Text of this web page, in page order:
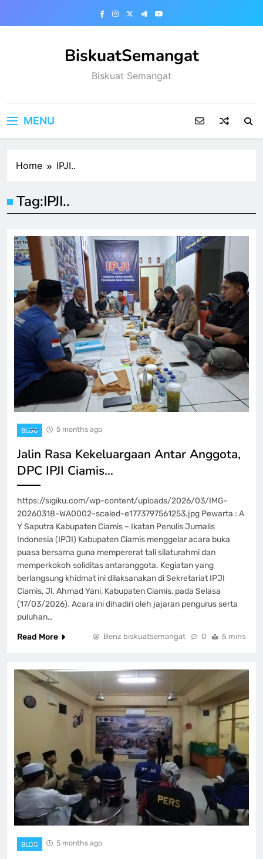
BiskuatSemangat
Biskuat Semangat
MENU
Home IPJI..
Tag:IPJI..
BLOG 5 months ago
Jalin Rasa Kekeluargaan Antar Anggota,
DPC IPJI Ciamis…
https://sigiku.com/wp-content/uploads/2026/03/IMG-
20260318-WA0002-scaled-e1773797561253.jpg Pewarta : A
Y Saputra Kabupaten Ciamis – Ikatan Penulis Jurnalis
Indonesia (IPJI) Kabupaten Ciamis menggelar acara buka
puasa bersama guna mempererat tali silaturahmi dan
memperkokoh soliditas antaranggota. Kegiatan yang
berlangsung khidmat ini dilaksanakan di Sekretariat IPJI
Ciamis, Jl. Ahmad Yani, Kabupaten Ciamis, pada Selasa
(17/03/2026). ​Acara ini dihadiri oleh jajaran pengurus serta
puluhan…
Read More
Benz biskuatsemangat 0 5 mins
BLOG 5 months ago